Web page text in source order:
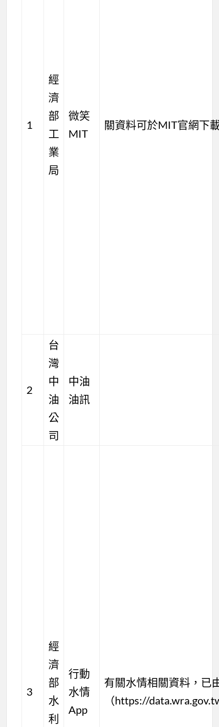
1
經
濟
部
工
業
局
微笑
MIT
關資料可於MIT官網下
2
台
灣
中
油
公
司
中油
油訊
3
經
濟
部
水
利
行動
水情
App
有關水情相關資料，已
（https://